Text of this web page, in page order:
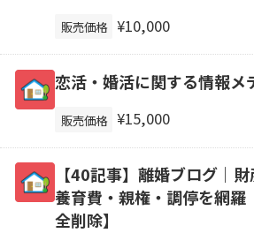
販売価格 ¥10,000
恋活・婚活に関する情報メ
販売価格 ¥15,000
【40記事】離婚ブログ｜
養育費・親権・調停を網
全削除】